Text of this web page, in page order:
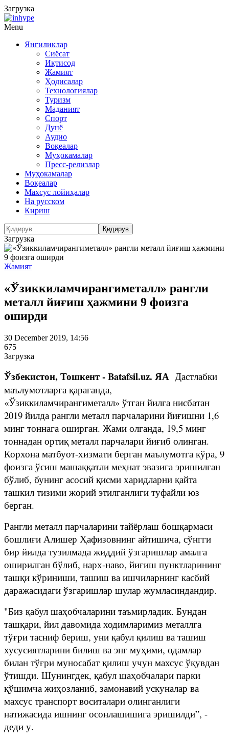
Загрузка
Menu
Янгиликлар
Сиёсат
Иқтисод
Жамият
Ҳодисалар
Технологиялар
Туризм
Маданият
Спорт
Дунё
Аудио
Воқеалар
Муҳокамалар
Пресс-релизлар
Муҳокамалар
Воқеалар
Махсус лойиҳалар
На русском
Кириш
Загрузка
Жамият
«Ўзиккиламчирангиметалл» рангли
металл йиғиш ҳажмини 9 фоизга
оширди
30 December 2019, 14:56
675
Загрузка
Ўзбекистон, Тошкент - Batafsil.uz. ЯА Дастлабки
маълумотларга қараганда,
«Ўзиккиламчирангиметалл» ўтган йилга нисбатан
2019 йилда рангли металл парчаларини йиғишни 1,6
минг тоннага оширган. Жами олганда, 19,5 минг
тоннадан ортиқ металл парчалари йиғиб олинган.
Корхона матбуот-хизмати берган маълумотга кўра, 9
фоизга ўсиш машаққатли меҳнат эвазига эришилган
бўлиб, бунинг асосий қисми харидларни қайта
ташкил тизими жорий этилганлиги туфайли юз
берган.
Рангли металл парчаларини тайёрлаш бошқармаси
бошлиғи Алишер Ҳафизовнинг айтишича, сўнгги
бир йилда тузилмада жиддий ўзгаришлар амалга
оширилган бўлиб, нарх-наво, йиғиш пунктларининг
ташқи кўриниши, ташиш ва ишчиларнинг касбий
даражасидаги ўзгаришлар шулар жумласиндандир.
"Биз қабул шаҳобчаларини таъмирладик. Бундан
ташқари, йил давомида ходимларимиз металлга
тўғри тасниф бериш, уни қабул қилиш ва ташиш
хусусиятларини билиш ва энг муҳими, одамлар
билан тўғри муносабат қилиш учун махсус ўқувдан
ўтишди. Шунингдек, қабул шаҳобчалари парки
қўшимча жиҳозланиб, замонавий ускуналар ва
махсус транспорт воситалари олинганлиги
натижасида ишнинг осонлашишига эришилди”, -
деди у.